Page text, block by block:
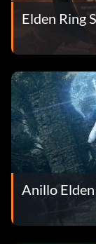
Elden Ring
Anillo